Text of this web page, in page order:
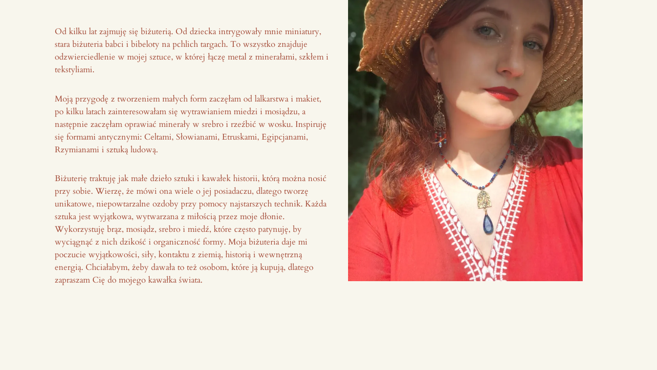
Od kilku lat zajmuję się biżuterią. Od dziecka intrygowały mnie miniatury,
stara biżuteria babci i bibeloty na pchlich targach. To wszystko znajduje
odzwierciedlenie w mojej sztuce, w której łączę metal z minerałami, szkłem i
tekstyliami.
Moją przygodę z tworzeniem małych form zaczęłam od lalkarstwa i makiet,
po kilku latach zainteresowałam się wytrawianiem miedzi i mosiądzu, a
następnie zaczęłam oprawiać minerały w srebro i rzeźbić w wosku. Inspiruję
się formami antycznymi: Celtami, Słowianami, Etruskami, Egipcjanami,
Rzymianami i sztuką ludową.
Biżuterię traktuję jak małe dzieło sztuki i kawałek historii, którą można nosić
przy sobie. Wierzę, że mówi ona wiele o jej posiadaczu, dlatego tworzę
unikatowe, niepowtarzalne ozdoby przy pomocy najstarszych technik. Każda
sztuka jest wyjątkowa, wytwarzana z miłością przez moje dłonie.
Wykorzystuję brąz, mosiądz, srebro i miedź, które często patynuję, by
wyciągnąć z nich dzikość i organiczność formy. Moja biżuteria daje mi
poczucie wyjątkowości, siły, kontaktu z ziemią, historią i wewnętrzną
energią. Chciałabym, żeby dawała to też osobom, które ją kupują, dlatego
zapraszam Cię do mojego kawałka świata.